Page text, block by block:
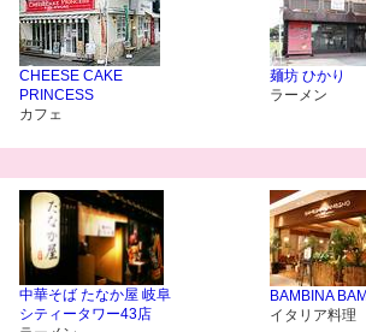
CHEESE CAKE
PRINCESS
カフェ
麺坊 ひかり
ラーメン
中華そば たなか屋 岐阜
シティータワー43店
BAMBINA
イタリア料理